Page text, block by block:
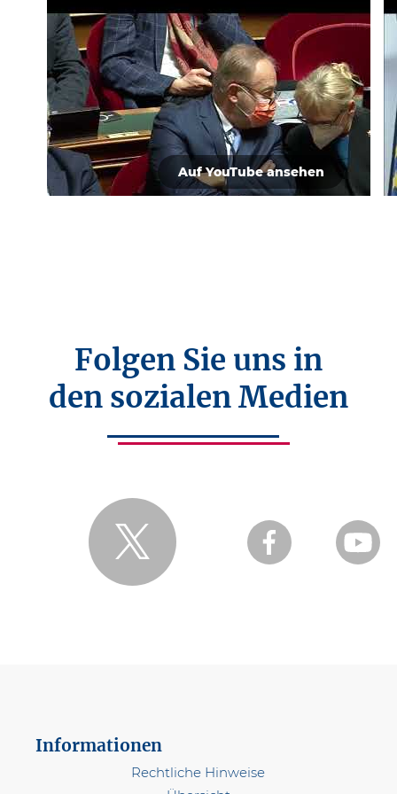
Auf YouTube ansehen
Folgen Sie uns in
den sozialen Medien
Informationen
Rechtliche Hinweise